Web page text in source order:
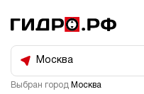
Москва
Выбран город Москва